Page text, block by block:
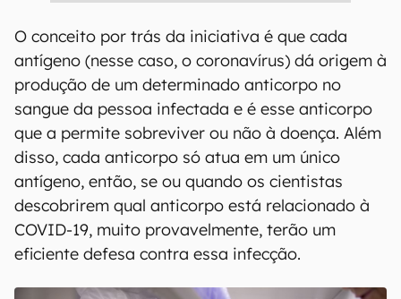
O conceito por trás da iniciativa é que cada
antígeno (nesse caso, o coronavírus) dá origem à
produção de um determinado anticorpo no
sangue da pessoa infectada e é esse anticorpo
que a permite sobreviver ou não à doença. Além
disso, cada anticorpo só atua em um único
antígeno, então, se ou quando os cientistas
descobrirem qual anticorpo está relacionado à
COVID-19, muito provavelmente, terão um
eficiente defesa contra essa infecção.